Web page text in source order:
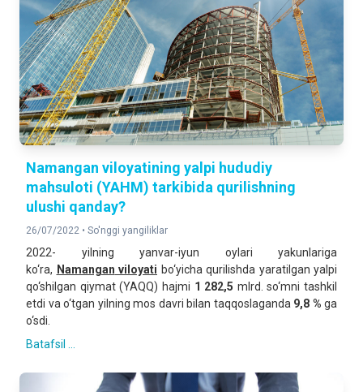
Namangan viloyatining yalpi hududiy
mahsuloti (YAHM) tarkibida qurilishning
ulushi qanday?
26/07/2022 • So'nggi yangiliklar
2022- yilning yanvar-iyun oylari yakunlariga
ko‘ra, Namangan viloyati bo‘yicha qurilishda yaratilgan yalpi
qo‘shilgan qiymat (YAQQ) hajmi 1 282,5 mlrd. so‘mni tashkil
etdi va o‘tgan yilning mos davri bilan taqqoslaganda 9,8 % ga
o‘sdi.
Batafsil ...